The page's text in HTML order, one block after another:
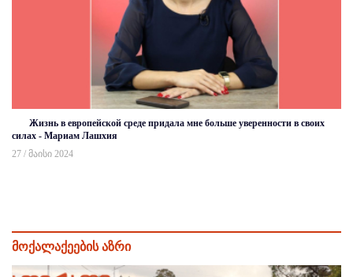
Жизнь в европейской среде придала мне больше уверенности в своих
силах - Мариам Лашхия
27 / მაისი 2024
მოქალაქეების აზრი